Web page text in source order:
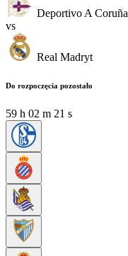
Deportivo A Coruña
vs
Real Madryt
Do rozpoczęcia pozostało
59 h 02 m 20 s